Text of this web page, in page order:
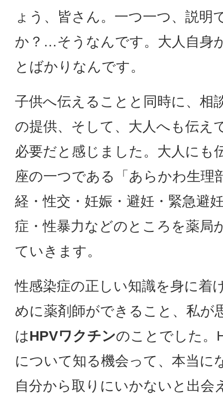
ょう、皆さん。一つ一つ、説明
か？…そうなんです。大人自身
とばかりなんです。
子供へ伝えることと同時に、相
の提供、そして、大人へも伝え
必要だと感じました。大人にも
座の一つである「あらかわ生理
経・性交・妊娠・避妊・緊急避
症・性暴力などのところを薬局
ていきます。
性感染症の正しい知識を身に着
めに薬剤師ができること、私が
はHPVワクチンのことでした。
について知る機会って、本当に
自分から取りにいかないと出会